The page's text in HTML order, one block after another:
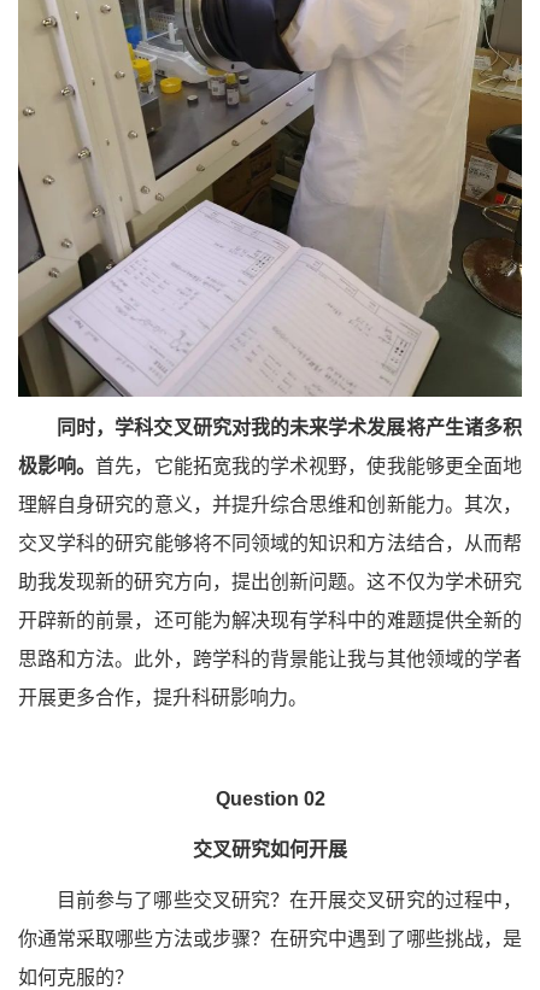
同时，学科交叉研究对我的未来学术发展将产生诸多积
极影响。首先，它能拓宽我的学术视野，使我能够更全面地
理解自身研究的意义，并提升综合思维和创新能力。其次，
交叉学科的研究能够将不同领域的知识和方法结合，从而帮
助我发现新的研究方向，提出创新问题。这不仅为学术研究
开辟新的前景，还可能为解决现有学科中的难题提供全新的
思路和方法。此外，跨学科的背景能让我与其他领域的学者
开展更多合作，提升科研影响力。
Question 02
交叉研究如何开展
目前参与了哪些交叉研究？在开展交叉研究的过程中，
你通常采取哪些方法或步骤？在研究中遇到了哪些挑战，是
如何克服的？